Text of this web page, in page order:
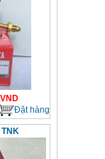
VND
Đặt hàng